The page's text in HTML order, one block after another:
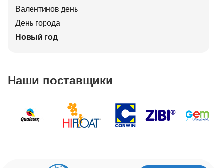
Валентинов день
День города
Новый год
Наши поставщики